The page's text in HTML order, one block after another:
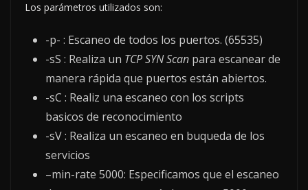
Los parámetros utilizados son:
-p- : Escaneo de todos los puertos. (65535)
-sS : Realiza un TCP SYN Scan para escanear de
manera rápida que puertos están abiertos.
-sC : Realiz una escaneo con los scripts
basicos de reconocimiento
-sV : Realiza un escaneo en buqueda de los
servicios
–min-rate 5000: Especificamos que el escaneo